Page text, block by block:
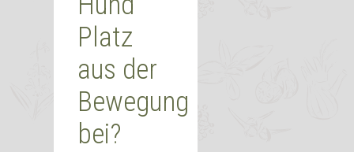
Platz
aus der
Bewegung
bei?